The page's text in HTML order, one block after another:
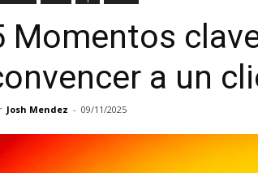
Momentos
a un
Josh Mendez - 09/11/2025